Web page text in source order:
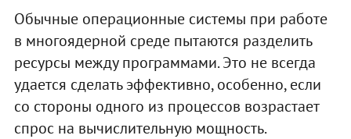
Обычные операционные системы при работе
в многоядерной среде пытаются разделить
ресурсы между программами. Это не всегда
удается сделать эффективно, особенно, если
со стороны одного из процессов возрастает
спрос на вычислительную мощность.